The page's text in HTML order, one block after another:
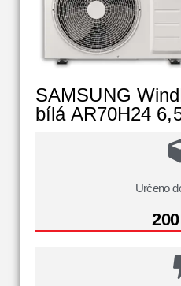
SAMSUNG
bílá AR70H24
Určeno